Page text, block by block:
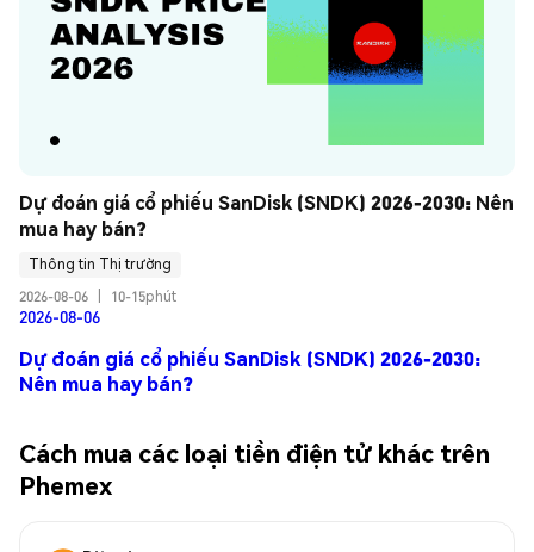
Dự đoán giá cổ phiếu SanDisk (SNDK) 2026-2030: Nên
mua hay bán?
Thông tin Thị trường
2026-08-06
10-15phút
2026-08-06
Dự đoán giá cổ phiếu SanDisk (SNDK) 2026-2030:
Nên mua hay bán?
Cách mua các loại tiền điện tử khác trên
Phemex